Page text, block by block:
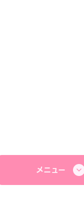
メニュー